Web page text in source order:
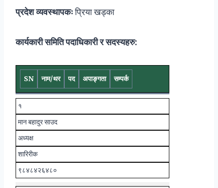
प्रदेश व्यवस्थापकःप्रिया खड्का
कार्यकारी समिति पदाधिकारी र सदस्यहरु:
SN नाम/थर पद अपाङ्गता सम्पर्क
१
मान बहादुर साउद
अध्यक्ष
शारिरीक
९८४८४२६४८०